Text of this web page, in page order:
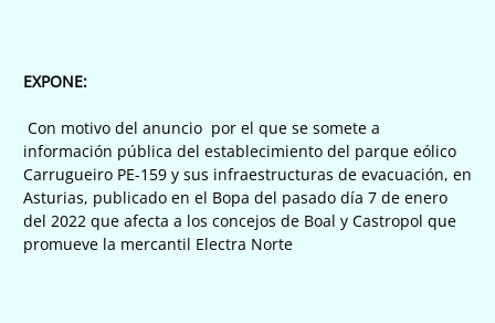
EXPONE:
Con motivo del anuncio por el que se somete a
información pública del establecimiento del parque eólico
Carrugueiro PE-159 y sus infraestructuras de evacuación, en
Asturias, publicado en el Bopa del pasado día 7 de enero
del 2022 que afecta a los concejos de Boal y Castropol que
promueve la mercantil Electra Norte